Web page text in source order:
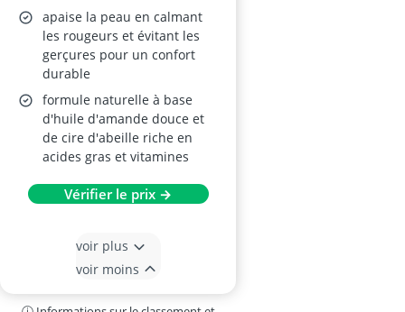
apaise la peau en calmant
les rougeurs et évitant les
gerçures pour un confort
durable
formule naturelle à base
d'huile d'amande douce et
de cire d'abeille riche en
acides gras et vitamines
Vérifier le prix →
voir plus
voir moins